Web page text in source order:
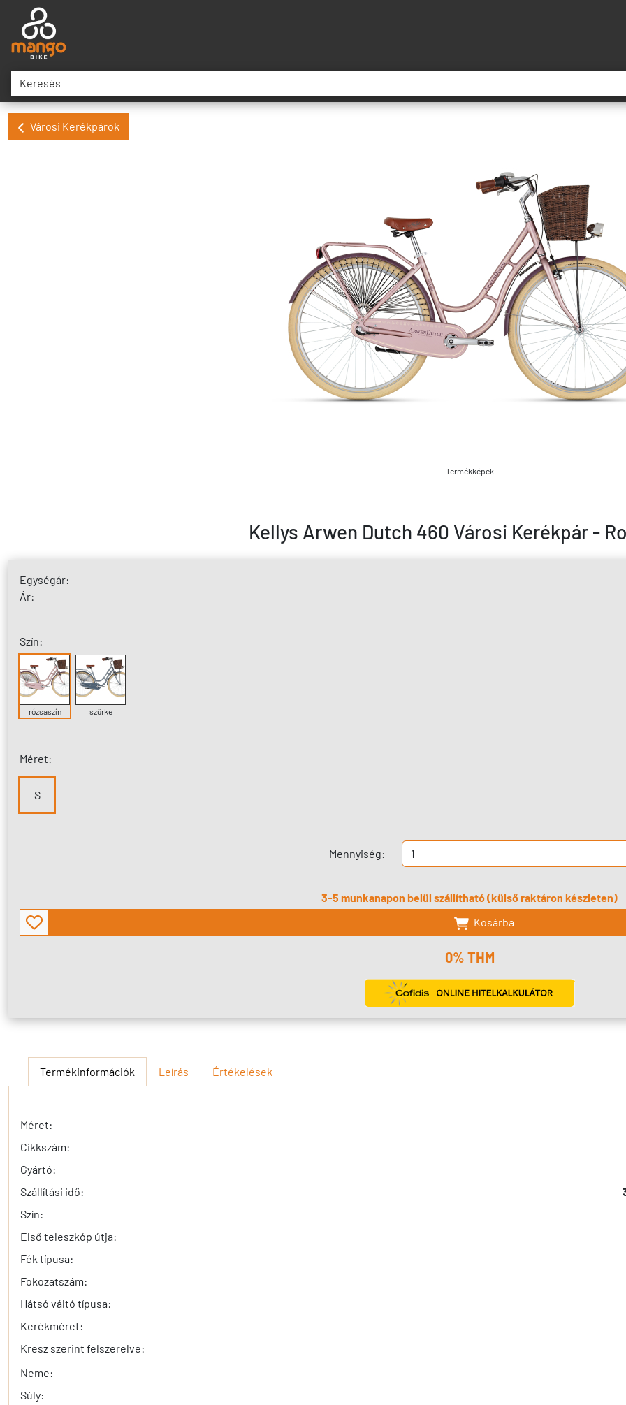
Városi Kerékpárok
Termékképek
Kellys Arwen Dutch 460 Városi Kerékpár -
Egységár:
Ár:
Szín:
rózsaszín szürke
Méret:
S
Mennyiség:
3-5 munkanapon belül szállítható (külső raktáron készleten)
Kosárba
0% THM
Termékinformációk Leírás Értékelések
Méret:
Cikkszám:
Gyártó:
Szállítási idő:
Szín:
Első teleszkóp útja:
Fék típusa:
Fokozatszám:
Hátsó váltó típusa:
Kerékméret:
Kresz szerint felszerelve:
Neme:
Súly: